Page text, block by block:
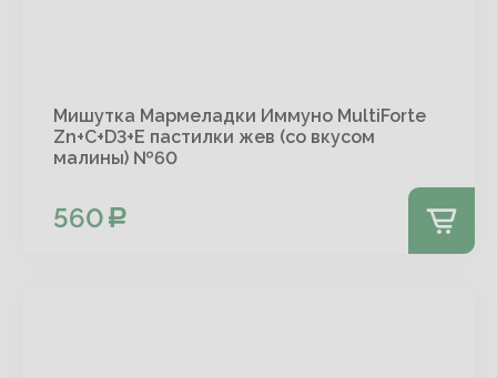
Мишутка Мармеладки Иммуно MultiForte
Zn+C+D3+E пастилки жев (со вкусом
малины) №60
560